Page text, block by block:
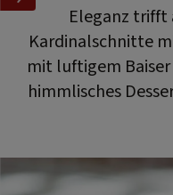
Eleganz trifft
Kardinalschnitte
mit luftigem
himmlisches